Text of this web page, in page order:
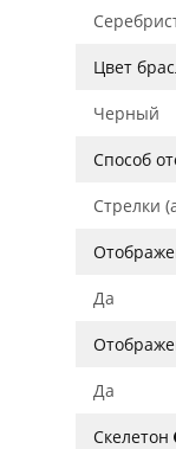
Цвет
Черный
Способ
Стрелки
Да
Да
Скелетон